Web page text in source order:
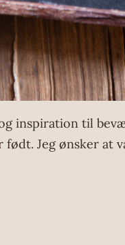
inspiration til
Jeg ønsker at